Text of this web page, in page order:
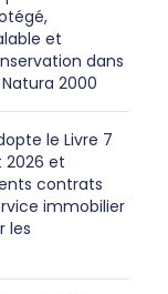
et
dans
2000
le Livre 7
2026 et
contrats
immobilier
les